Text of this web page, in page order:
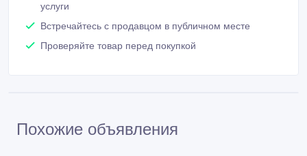
услуги
Встречайтесь с продавцом в публичном месте
Проверяйте товар перед покупкой
Похожие объявления